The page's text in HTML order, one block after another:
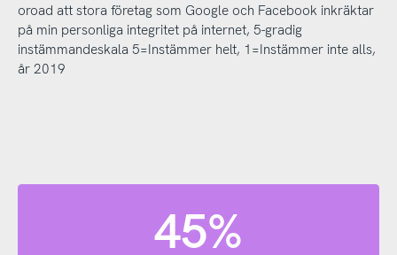
oroad att stora företag som Google och Facebook inkräktar
på min personliga integritet på internet, 5-gradig
instämmandeskala 5=Instämmer helt, 1=Instämmer inte alls,
år 2019
45%